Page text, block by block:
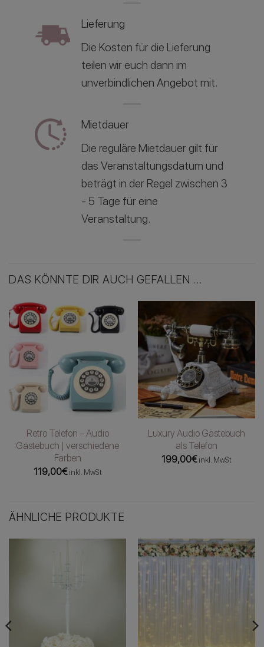
Lieferung
Die Kosten für die Lieferung
teilen wir euch dann im
unverbindlichen Angebot mit.
Mietdauer
Die reguläre Mietdauer gilt für
das Veranstaltungsdatum und
beträgt in der Regel zwischen 3
- 5 Tage für eine
Veranstaltung.
DAS KÖNNTE DIR AUCH GEFALLEN …
Retro Telefon – Audio
Gästebuch | verschiedene
Farben
119,00€ inkl. MwSt
Luxury Audio Gästebuch
als Telefon
199,00€ inkl. MwSt
ÄHNLICHE PRODUKTE